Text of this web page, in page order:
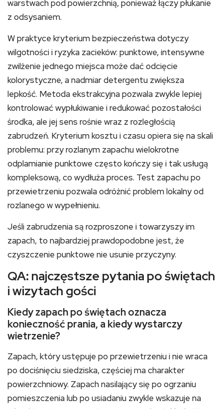
warstwach pod powierzchnią, ponieważ łączy płukanie
z odsysaniem.
W praktyce kryterium bezpieczeństwa dotyczy
wilgotności i ryzyka zacieków: punktowe, intensywne
zwilżenie jednego miejsca może dać odcięcie
kolorystyczne, a nadmiar detergentu zwiększa
lepkość. Metoda ekstrakcyjna pozwala zwykle lepiej
kontrolować wypłukiwanie i redukować pozostałości
środka, ale jej sens rośnie wraz z rozległością
zabrudzeń. Kryterium kosztu i czasu opiera się na skali
problemu: przy rozlanym zapachu wielokrotne
odplamianie punktowe często kończy się i tak usługą
kompleksową, co wydłuża proces. Test zapachu po
przewietrzeniu pozwala odróżnić problem lokalny od
rozlanego w wypełnieniu.
Jeśli zabrudzenia są rozproszone i towarzyszy im
zapach, to najbardziej prawdopodobne jest, że
czyszczenie punktowe nie usunie przyczyny.
QA: najczęstsze pytania po świętach
i wizytach gości
Kiedy zapach po świętach oznacza
konieczność prania, a kiedy wystarczy
wietrzenie?
Zapach, który ustępuje po przewietrzeniu i nie wraca
po dociśnięciu siedziska, częściej ma charakter
powierzchniowy. Zapach nasilający się po ogrzaniu
pomieszczenia lub po usiadaniu zwykle wskazuje na